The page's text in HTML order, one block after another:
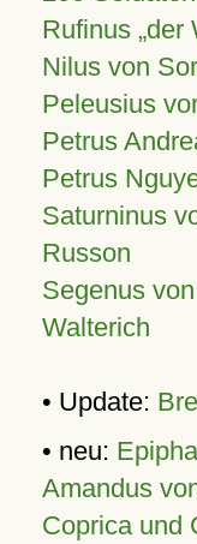
Rufinus „der
Nilus von
Peleusius
Petrus
Petrus
Saturninus
Russon
Segenus
Walterich
• Update:
• neu:
Amandus
Coprica und